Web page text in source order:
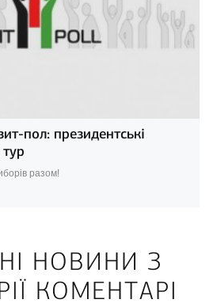
пол: президентські
разом!
НОВИНИ З
КОМЕНТАРІ